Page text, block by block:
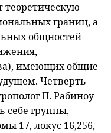
теоретическую
границ, а
общностей
имеющих общие
Четверть
П. Рабиноу
себе группы,
17, локус 16,256,